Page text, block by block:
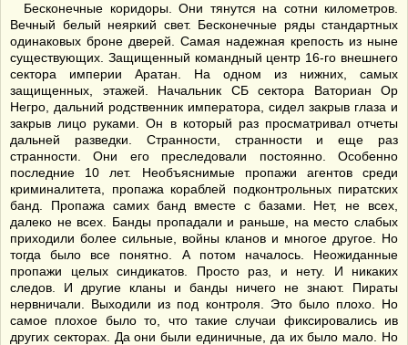
Бесконечные коридоры. Они тянутся на сотни километров.
Вечный белый неяркий свет. Бесконечные ряды стандартных
одинаковых броне дверей. Самая надежная крепость из ныне
существующих. Защищенный командный центр 16-го внешнего
сектора империи Аратан. На одном из нижних, самых
защищенных, этажей. Начальник СБ сектора Ваториан Ор
Негро, дальний родственник императора, сидел закрыв глаза и
закрыв лицо руками. Он в который раз просматривал отчеты
дальней разведки. Странности, странности и еще раз
странности. Они его преследовали постоянно. Особенно
последние 10 лет. Необъяснимые пропажи агентов среди
криминалитета, пропажа кораблей подконтрольных пиратских
банд. Пропажа самих банд вместе с базами. Нет, не всех,
далеко не всех. Банды пропадали и раньше, на место слабых
приходили более сильные, войны кланов и многое другое. Но
тогда было все понятно. А потом началось. Неожиданные
пропажи целых синдикатов. Просто раз, и нету. И никаких
следов. И другие кланы и банды ничего не знают. Пираты
нервничали. Выходили из под контроля. Это было плохо. Но
самое плохое было то, что такие случаи фиксировались ив
других секторах. Да они были единичные, да их было мало. Но